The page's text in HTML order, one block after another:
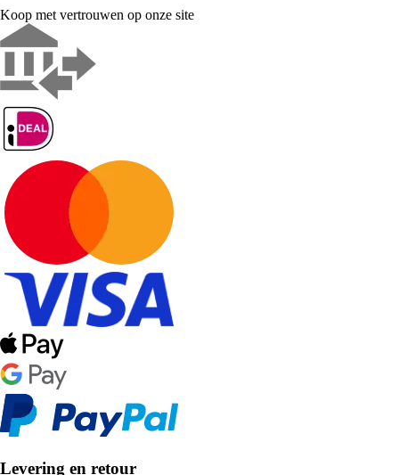
Koop met vertrouwen op onze site
Levering en retour